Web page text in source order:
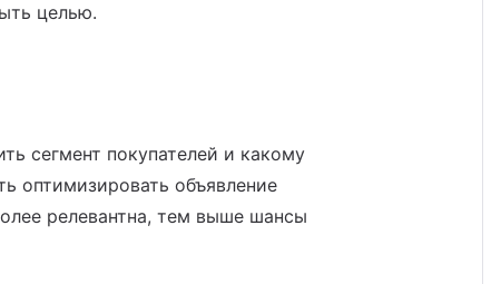
целью.
сегмент покупателей и какому
оптимизировать объявление
релевантна, тем выше шансы